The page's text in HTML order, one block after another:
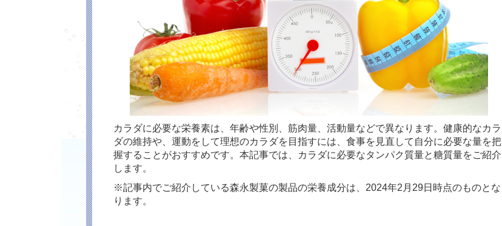
カラダに必要な栄養素は、年齢や性別、筋肉量、活動量などで異なります。健康的なカラ
ダの維持や、運動をして理想のカラダを目指すには、食事を見直して自分に必要な量を把
握することがおすすめです。本記事では、カラダに必要なタンパク質量と糖質量をご紹介
します。
※記事内でご紹介している森永製菓の製品の栄養成分は、2024年2月29日時点のものとな
ります。